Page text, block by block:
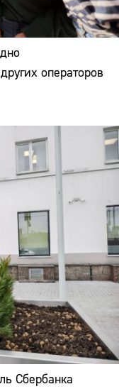
операторов
Сбербанка